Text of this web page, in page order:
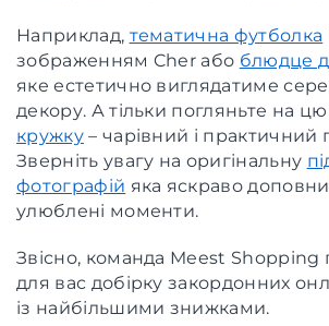
Наприклад, тематична футболка
зображенням Cher або блюдце
яке естетично виглядатиме
декору. А тільки погляньте на
кружку– чарівний і практичний
Зверніть увагу на оригінальну
фотографій яка яскраво
улюблені моменти.
Звісно, команда Meest Shopping
для вас добірку закордонних
із найбільшими знижками.